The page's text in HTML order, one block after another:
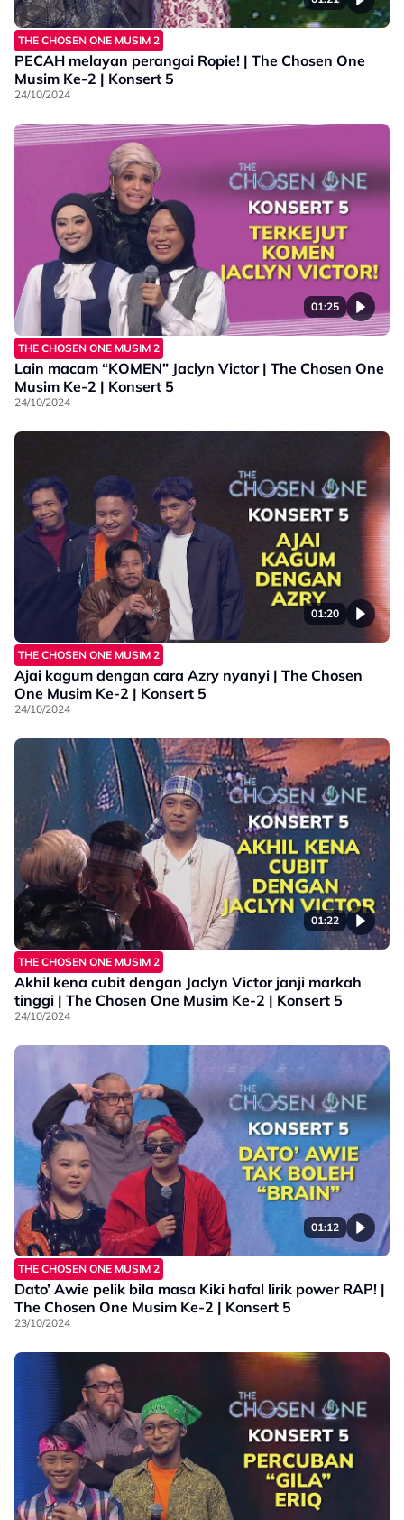
THE CHOSEN ONE MUSIM 2
PECAH melayan perangai Ropie! | The Chosen One
Musim Ke-2 | Konsert 5
24/10/2024
01:25
THE CHOSEN ONE MUSIM 2
Lain macam “KOMEN” Jaclyn Victor | The Chosen One
Musim Ke-2 | Konsert 5
24/10/2024
01:20
THE CHOSEN ONE MUSIM 2
Ajai kagum dengan cara Azry nyanyi | The Chosen
One Musim Ke-2 | Konsert 5
24/10/2024
01:22
THE CHOSEN ONE MUSIM 2
Akhil kena cubit dengan Jaclyn Victor janji markah
tinggi | The Chosen One Musim Ke-2 | Konsert 5
24/10/2024
01:12
THE CHOSEN ONE MUSIM 2
Dato’ Awie pelik bila masa Kiki hafal lirik power RAP! |
The Chosen One Musim Ke-2 | Konsert 5
23/10/2024